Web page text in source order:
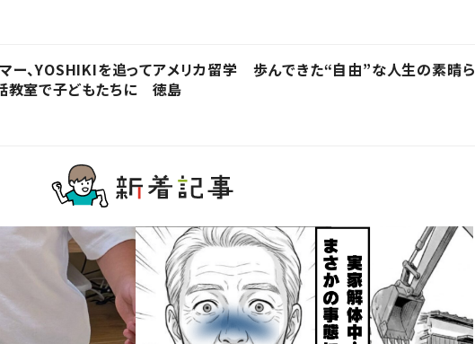
ー、YOSHIKIを追ってアメリカ留学 歩んできた“自由”な人生の素晴ら
教室で子どもたちに 徳島